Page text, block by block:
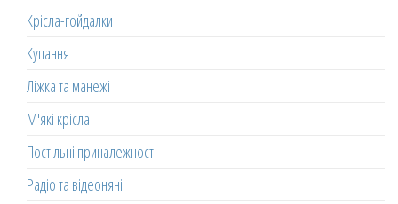
Крісла-гойдалки
Купання
Ліжка та манежі
М'які крісла
Постільні приналежності
Радіо та відеоняні